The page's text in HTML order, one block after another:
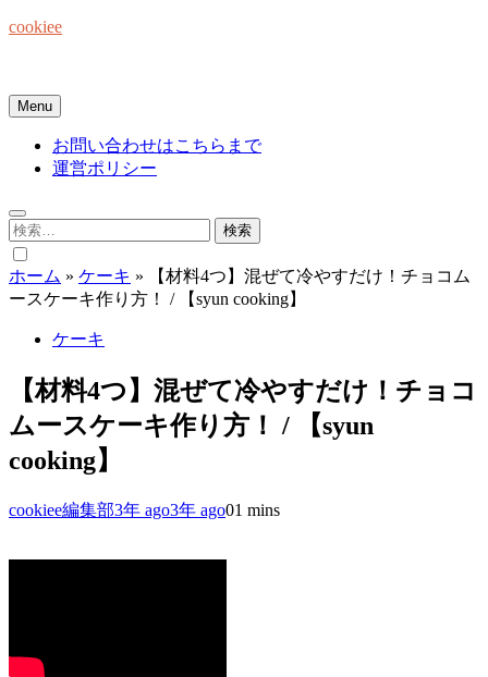
Skip
cookiee
Menu
お問い合わせはこちらまで
運営ポリシー
検
索:
ホーム » ケーキ »
【材料4つ】混ぜて冷やすだけ！チョコム
ースケーキ作り方！ / 【syun cooking】
ケーキ
【材料4つ】混ぜて冷やすだけ！チョコ
ムースケーキ作り方！ / 【syun
cooking】
cookiee編集部3年 ago3年 ago01 mins